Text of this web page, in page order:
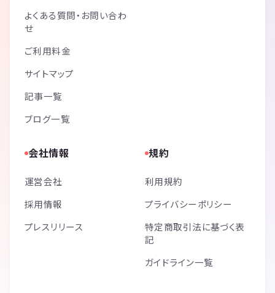
よくある質問・お問い合わ
せ
ご利用料金
サイトマップ
記事一覧
ブログ一覧
会社情報
運営会社
採用情報
プレスリリース
規約
利用規約
プライバシーポリシー
特定商取引法に基づく表
記
ガイドライン一覧